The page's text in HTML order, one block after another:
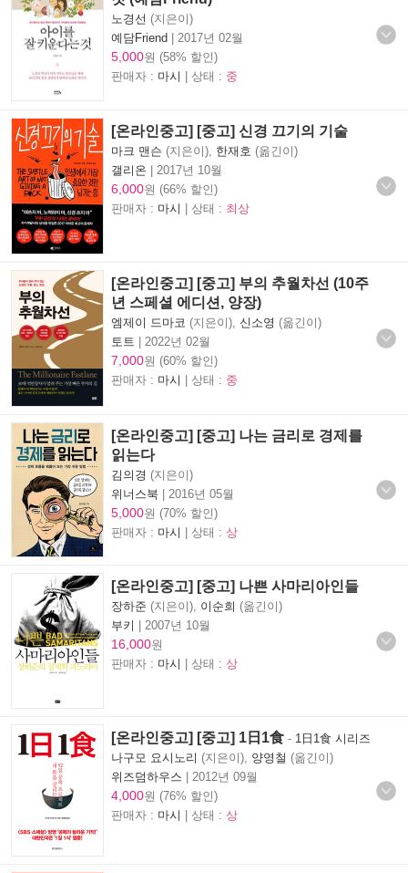
노경선 (지은이)
예담Friend | 2017년 02월
5,000원 (58% 할인)
판매자 : 마시 | 상태 : 중
[온라인중고] [중고] 신경 끄기의 기술
마크 맨슨 (지은이), 한재호 (옮긴이)
갤리온 | 2017년 10월
6,000원 (66% 할인)
판매자 : 마시 | 상태 : 최상
[온라인중고] [중고] 부의 추월차선 (10주
년 스페셜 에디션, 양장)
엠제이 드마코 (지은이), 신소영 (옮긴이)
토트 | 2022년 02월
7,000원 (60% 할인)
판매자 : 마시 | 상태 : 중
[온라인중고] [중고] 나는 금리로 경제를
읽는다
김의경 (지은이)
위너스북 | 2016년 05월
5,000원 (70% 할인)
판매자 : 마시 | 상태 : 상
[온라인중고] [중고] 나쁜 사마리아인들
장하준 (지은이), 이순희 (옮긴이)
부키 | 2007년 10월
16,000원
판매자 : 마시 | 상태 : 상
[온라인중고] [중고] 1日1食 - 1日1食 시리즈
나구모 요시노리 (지은이), 양영철 (옮긴이)
위즈덤하우스 | 2012년 09월
4,000원 (76% 할인)
판매자 : 마시 | 상태 : 상